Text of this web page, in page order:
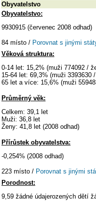
Obyvatelstvo
Obyvatelstvo:
9930915 (červenec 2008 odhad)
84 místo / Porovnat s jinými
Věková struktura:
0-14 let: 15,2% (muži 774092 /
15-64 let: 69,3% (muži 3393630
65 let a více: 15,6% (muži
Průměrný věk:
Celkem: 39,1 let
Muži: 36,8 let
Ženy: 41,8 let (2008 odhad)
Přírůstek obyvatelstva:
-0,254% (2008 odhad)
223 místo / Porovnat s jinými
Porodnost:
9,59 žádné údajerozených dětí